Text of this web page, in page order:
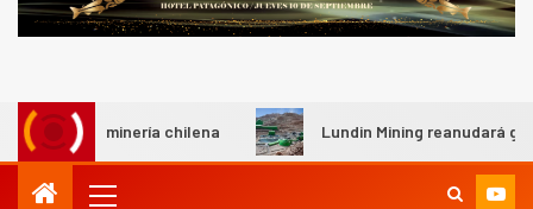
la minería chilena Lundin Mining reanudará
I+D
toneladas tras récord en
Escondida